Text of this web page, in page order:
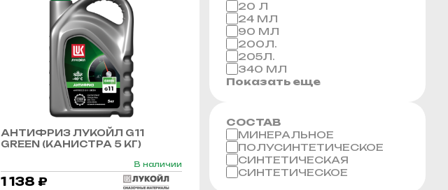
АНТИФРИЗ ЛУКОЙЛ G11
GREEN (КАНИСТРА 5 КГ)
В наличии
1 138 ₽
20 Л
24 МЛ
90 МЛ
200Л.
205Л.
340 МЛ
Показать еще
СОСТАВ
МИНЕРАЛЬНОЕ
ПОЛУСИНТЕТИЧЕСКОЕ
СИНТЕТИЧЕСКАЯ
СИНТЕТИЧЕСКОЕ